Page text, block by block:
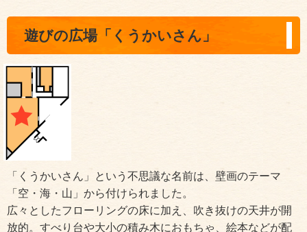
遊びの広場「くうかいさん」
「くうかいさん」という不思議な名前は、壁画のテーマ
「空・海・山」から付けられました。
広々としたフローリングの床に加え、吹き抜けの天井が開
放的。すべり台や大小の積み木におもちゃ、絵本などが配